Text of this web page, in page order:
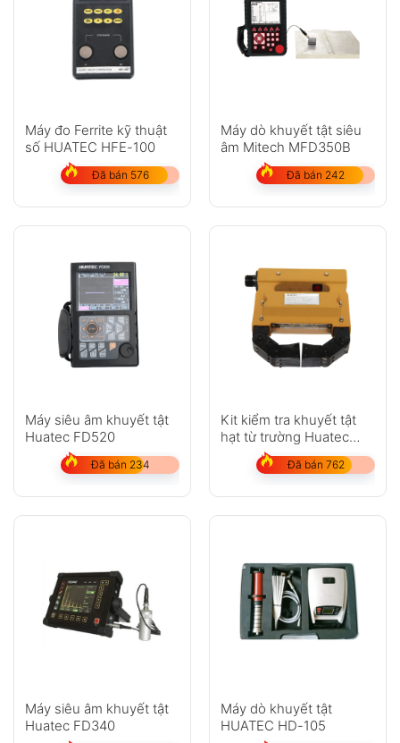
Máy đo Ferrite kỹ thuật
số HUATEC HFE-100
Đã bán 576
Máy dò khuyết tật siêu
âm Mitech MFD350B
Đã bán 242
Máy siêu âm khuyết tật
Huatec FD520
Đã bán 234
Kit kiểm tra khuyết tật
hạt từ trường Huatec
HCDX-220
Đã bán 762
Máy siêu âm khuyết tật
Huatec FD340
Máy dò khuyết tật
HUATEC HD-105